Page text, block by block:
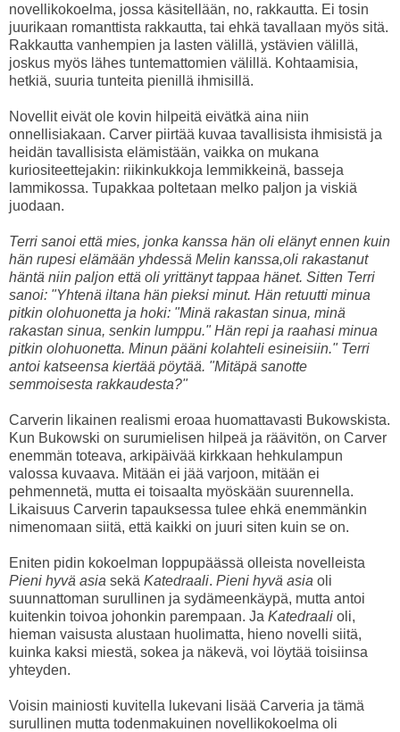
novellikokoelma, jossa käsitellään, no, rakkautta. Ei tosin
juurikaan romanttista rakkautta, tai ehkä tavallaan myös sitä.
Rakkautta vanhempien ja lasten välillä, ystävien välillä,
joskus myös lähes tuntemattomien välillä. Kohtaamisia,
hetkiä, suuria tunteita pienillä ihmisillä.
Novellit eivät ole kovin hilpeitä eivätkä aina niin
onnellisiakaan. Carver piirtää kuvaa tavallisista ihmisistä ja
heidän tavallisista elämistään, vaikka on mukana
kuriositeettejakin: riikinkukkoja lemmikkeinä, basseja
lammikossa. Tupakkaa poltetaan melko paljon ja viskiä
juodaan.
Terri sanoi että mies, jonka kanssa hän oli elänyt ennen kuin
hän rupesi elämään yhdessä Melin kanssa,oli rakastanut
häntä niin paljon että oli yrittänyt tappaa hänet. Sitten Terri
sanoi: "Yhtenä iltana hän pieksi minut. Hän retuutti minua
pitkin olohuonetta ja hoki: "Minä rakastan sinua, minä
rakastan sinua, senkin lumppu." Hän repi ja raahasi minua
pitkin olohuonetta. Minun pääni kolahteli esineisiin." Terri
antoi katseensa kiertää pöytää. "Mitäpä sanotte
semmoisesta rakkaudesta?"
Carverin likainen realismi eroaa huomattavasti Bukowskista.
Kun Bukowski on surumielisen hilpeä ja räävitön, on Carver
enemmän toteava, arkipäivää kirkkaan hehkulampun
valossa kuvaava. Mitään ei jää varjoon, mitään ei
pehmennetä, mutta ei toisaalta myöskään suurennella.
Likaisuus Carverin tapauksessa tulee ehkä enemmänkin
nimenomaan siitä, että kaikki on juuri siten kuin se on.
Eniten pidin kokoelman loppupäässä olleista novelleista
Pieni hyvä asia sekä Katedraali. Pieni hyvä asia oli
suunnattoman surullinen ja sydämeenkäypä, mutta antoi
kuitenkin toivoa johonkin parempaan. Ja Katedraali oli,
hieman vaisusta alustaan huolimatta, hieno novelli siitä,
kuinka kaksi miestä, sokea ja näkevä, voi löytää toisiinsa
yhteyden.
Voisin mainiosti kuvitella lukevani lisää Carveria ja tämä
surullinen mutta todenmakuinen novellikokoelma oli